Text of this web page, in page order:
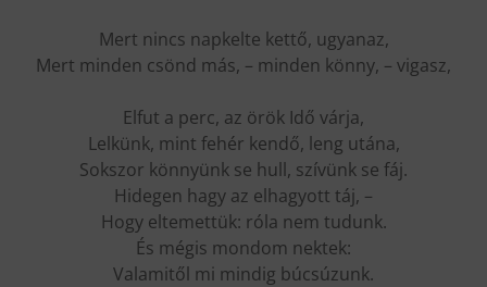
Mert nincs napkelte kettő, ugyanaz,
Mert minden csönd más, – minden könny, – vigasz,
Elfut a perc, az örök Idő várja,
Lelkünk, mint fehér kendő, leng utána,
Sokszor könnyünk se hull, szívünk se fáj.
Hidegen hagy az elhagyott táj, –
Hogy eltemettük: róla nem tudunk.
És mégis mondom nektek:
Valamitől mi mindig búcsúzunk.